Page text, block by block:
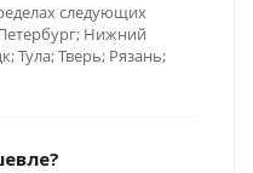
следующих
Нижний
Тула; Тверь; Рязань;